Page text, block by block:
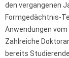
den vergangenen
Formgedächtnis-
Anwendungen
Zahlreiche
bereits